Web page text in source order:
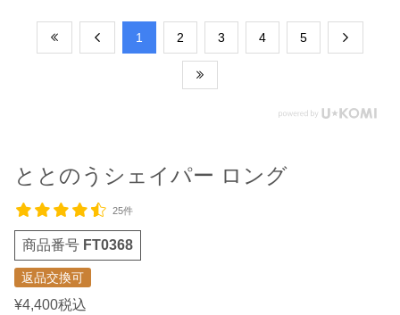
​1 ​2 ​3 ​4 ​5
ととのうシェイパー ロング
25件
商品番号 FT0368
返品交換可
¥4,400税込